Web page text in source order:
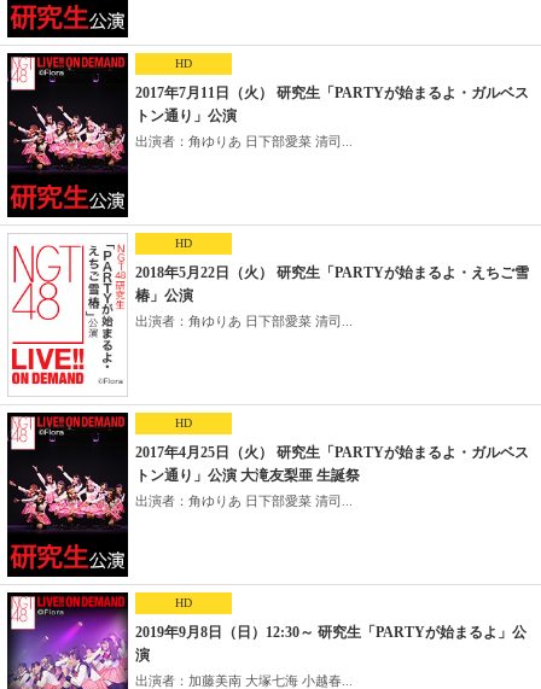
HD
2017年7月11日（火） 研究生「PARTYが始まるよ・ガルベス
トン通り」公演
出演者：角ゆりあ 日下部愛菜 清司...
HD
2018年5月22日（火） 研究生「PARTYが始まるよ・えちご雪
椿」公演
出演者：角ゆりあ 日下部愛菜 清司...
HD
2017年4月25日（火） 研究生「PARTYが始まるよ・ガルベス
トン通り」公演 大滝友梨亜 生誕祭
出演者：角ゆりあ 日下部愛菜 清司...
HD
2019年9月8日（日）12:30～ 研究生「PARTYが始まるよ」公
演
出演者：加藤美南 大塚七海 小越春...